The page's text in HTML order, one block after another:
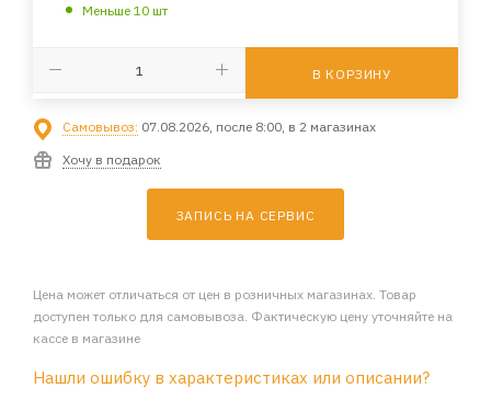
Меньше 10 шт
В КОРЗИНУ
Самовывоз: 07.08.2026, после 8:00, в 2 магазинах
Хочу в подарок
ЗАПИСЬ НА СЕРВИС
Цена может отличаться от цен в розничных магазинах. Товар
доступен только для самовывоза. Фактическую цену уточняйте на
кассе в магазине
Нашли ошибку в характеристиках или описании?